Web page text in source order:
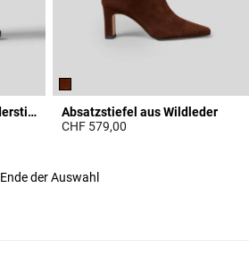
Hohe gewachste Glattlederstiefel
Absatzstiefel aus Wildleder
CHF 579,00
Ende der Auswahl